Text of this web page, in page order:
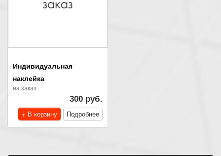
Индивидуальная
наклейка
на заказ
300 руб.
+ В корзину
Подробнее